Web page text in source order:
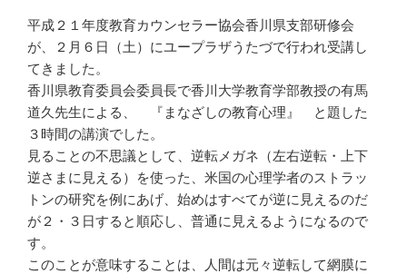
平成２１年度教育カウンセラー協会香川県支部研修会
が、２月６日（土）にユープラザうたづで行われ受講し
てきました。
香川県教育委員会委員長で香川大学教育学部教授の有馬
道久先生による、 『まなざしの教育心理』 と題した
３時間の講演でした。
見ることの不思議として、逆転メガネ（左右逆転・上下
逆さまに見える）を使った、米国の心理学者のストラッ
トンの研究を例にあげ、始めはすべてが逆に見えるのだ
が２・３日すると順応し、普通に見えるようになるので
す。
このことが意味することは、人間は元々逆転して網膜に